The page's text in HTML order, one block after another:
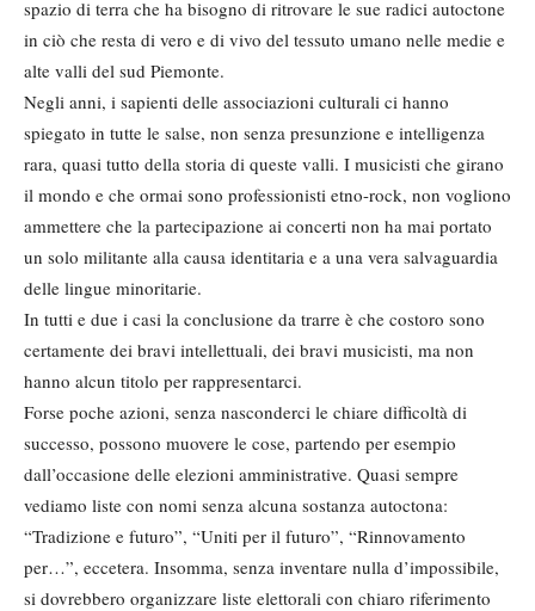
spazio di terra che ha bisogno di ritrovare le sue radici autoctone
in ciò che resta di vero e di vivo del tessuto umano nelle medie e
alte valli del sud Piemonte.
Negli anni, i sapienti delle associazioni culturali ci hanno
spiegato in tutte le salse, non senza presunzione e intelligenza
rara, quasi tutto della storia di queste valli. I musicisti che girano
il mondo e che ormai sono professionisti etno-rock, non vogliono
ammettere che la partecipazione ai concerti non ha mai portato
un solo militante alla causa identitaria e a una vera salvaguardia
delle lingue minoritarie.
In tutti e due i casi la conclusione da trarre è che costoro sono
certamente dei bravi intellettuali, dei bravi musicisti, ma non
hanno alcun titolo per rappresentarci.
Forse poche azioni, senza nasconderci le chiare difficoltà di
successo, possono muovere le cose, partendo per esempio
dall’occasione delle elezioni amministrative. Quasi sempre
vediamo liste con nomi senza alcuna sostanza autoctona:
“Tradizione e futuro”, “Uniti per il futuro”, “Rinnovamento
per…”, eccetera. Insomma, senza inventare nulla d’impossibile,
si dovrebbero organizzare liste elettorali con chiaro riferimento